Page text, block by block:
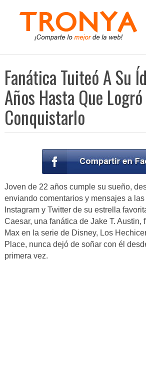
Fanática Tuiteó A Su
Años Hasta Que Logró
Conquistarlo
Joven de 22 años cumple su sueño,
enviando comentarios y mensajes a
Instagram y Twitter de su estrella
Caesar, una fanática de Jake T. Austin,
Max en la serie de Disney, Los
Place, nunca dejó de soñar con él
primera vez.